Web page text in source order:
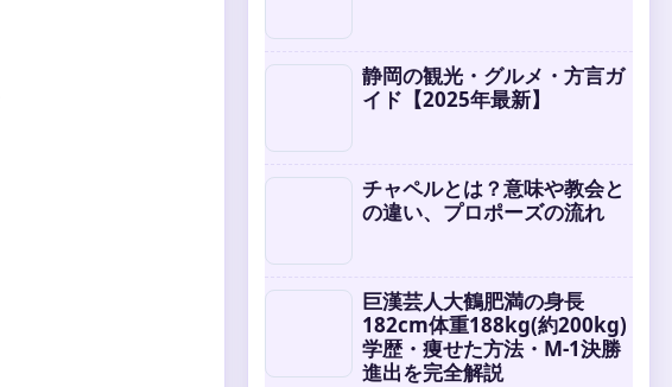
静岡の観光・グルメ・方言ガ
イド【2025年最新】
チャペルとは？意味や教会と
の違い、プロポーズの流れ
巨漢芸人大鶴肥満の身長
182cm体重188kg(約200kg)
学歴・痩せた方法・M-1決勝
進出を完全解説